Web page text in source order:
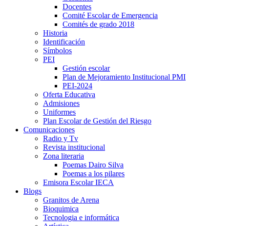
Docentes
Comité Escolar de Emergencia
Comités de grado 2018
Historia
Identificación
Símbolos
PEI
Gestión escolar
Plan de Mejoramiento Institucional PMI
PEI-2024
Oferta Educativa
Admisiones
Uniformes
Plan Escolar de Gestión del Riesgo
Comunicaciones
Radio y Tv
Revista institucional
Zona literaria
Poemas Dairo Silva
Poemas a los pilares
Emisora Escolar IECA
Blogs
Granitos de Arena
Bioquimica
Tecnologia e informática